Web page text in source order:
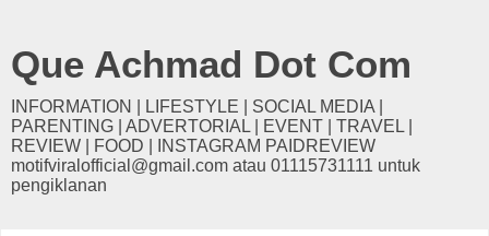
Que Achmad Dot Com
INFORMATION | LIFESTYLE | SOCIAL MEDIA |
PARENTING | ADVERTORIAL | EVENT | TRAVEL |
REVIEW | FOOD | INSTAGRAM PAIDREVIEW
motifviralofficial@gmail.com atau 01115731111 untuk
pengiklanan